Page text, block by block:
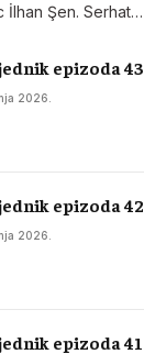
İlhan Şen. Serhat…
epizoda 43
2026.
epizoda 42
2026.
epizoda 41